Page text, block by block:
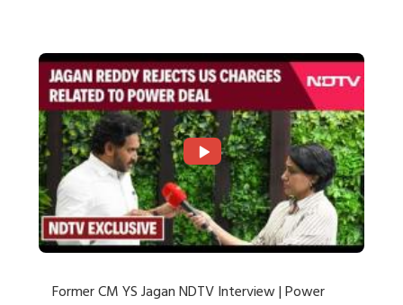
Former CM YS Jagan NDTV Interview | Power